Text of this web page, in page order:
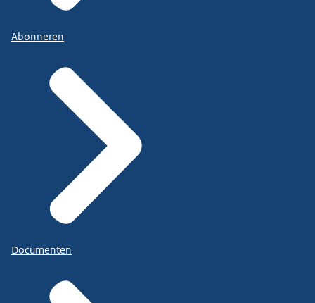
Abonneren
Documenten